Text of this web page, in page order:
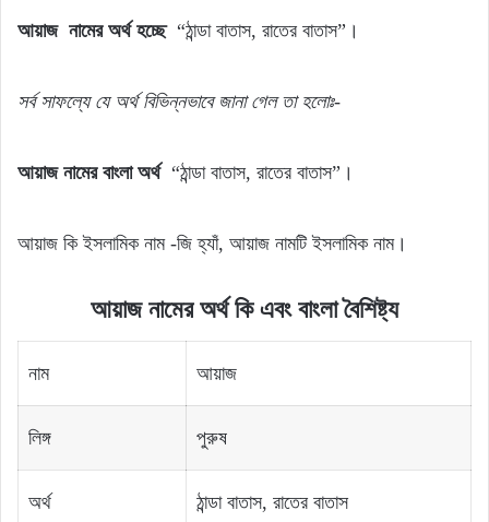
আয়াজ নামের অর্থ হচ্ছে “ঠান্ডা বাতাস, রাতের বাতাস”।
সর্ব সাফল্যেযে অর্থবিভিন্নভাবে জানা গেলতা হলোঃ-
আয়াজ নামের বাংলা অর্থ“ঠান্ডা বাতাস, রাতের বাতাস”।
আয়াজ কি ইসলামিক নাম -জি হ্যাঁ, আয়াজ নামটি ইসলামিক নাম।
আয়াজ নামের অর্থ কি এবং বাংলা বৈশিষ্ট্য
নাম আয়াজ
লিঙ্গ পুরুষ
অর্থ ঠান্ডা বাতাস, রাতের বাতাস